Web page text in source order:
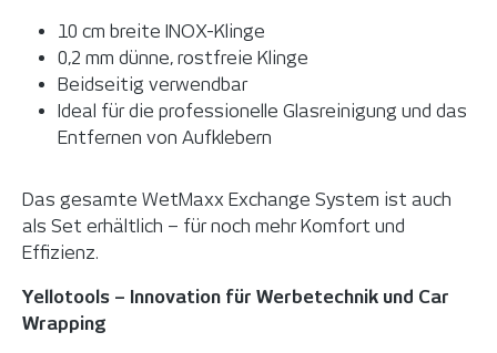
10 cm breite INOX-Klinge
0,2 mm dünne, rostfreie Klinge
Beidseitig verwendbar
Ideal für die professionelle Glasreinigung und das
Entfernen von Aufklebern
Das gesamte WetMaxx Exchange System ist auch
als Set erhältlich – für noch mehr Komfort und
Effizienz.
Yellotools – Innovation für Werbetechnik und Car
Wrapping